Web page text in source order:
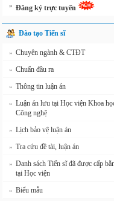
» Đăng ký trực tuyến
Đào tạo Tiến sĩ
» Chuyên ngành & CTĐT
» Chuẩn đầu ra
» Thông tin luận án
» Luận án lưu tại Học viện Khoa
Công nghệ
» Lịch bảo vệ luận án
» Tra cứu đề tài, luận án
» Danh sách Tiến sĩ đã được cấp
tại Học viện
» Biểu mẫu